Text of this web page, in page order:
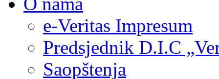
e-Veritas Impresum
Predsjednik D.I.C
Saopštenja